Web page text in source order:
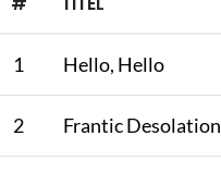
1 Hello, Hello
2 Frantic Desolation